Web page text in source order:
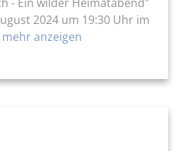
2024 um 19:30 Uhr im
mehr anzeigen